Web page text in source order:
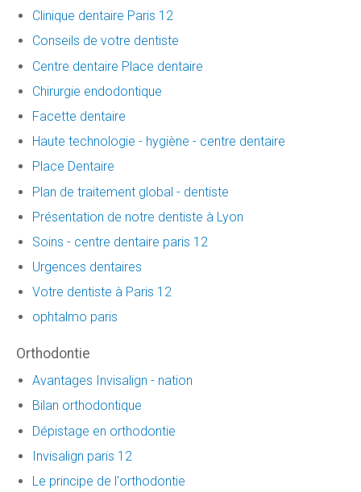
Clinique dentaire Paris 12
Conseils de votre dentiste
Centre dentaire Place dentaire
Chirurgie endodontique
Facette dentaire
Haute technologie - hygiène - centre dentaire
Place Dentaire
Plan de traitement global - dentiste
Présentation de notre dentiste à Lyon
Soins - centre dentaire paris 12
Urgences dentaires
Votre dentiste à Paris 12
ophtalmo paris
Orthodontie
Avantages Invisalign - nation
Bilan orthodontique
Dépistage en orthodontie
Invisalign paris 12
Le principe de l'orthodontie